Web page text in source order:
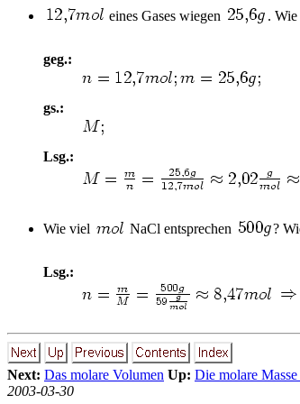
eines Gases wiegen .
geg.:
gs.:
Lsg.:
Wie viel NaCl entsprechen ?
Lsg.:
Next: Das molare Volumen Up: Die molare Masse
2003-03-30